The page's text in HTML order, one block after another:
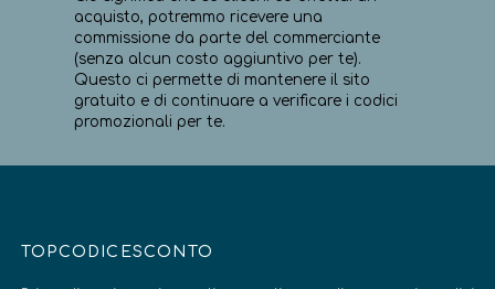
acquisto, potremmo ricevere una
commissione da parte del commerciante
(senza alcun costo aggiuntivo per te).
Questo ci permette di mantenere il sito
gratuito e di continuare a verificare i codici
promozionali per te.
TOPCODICESCONTO